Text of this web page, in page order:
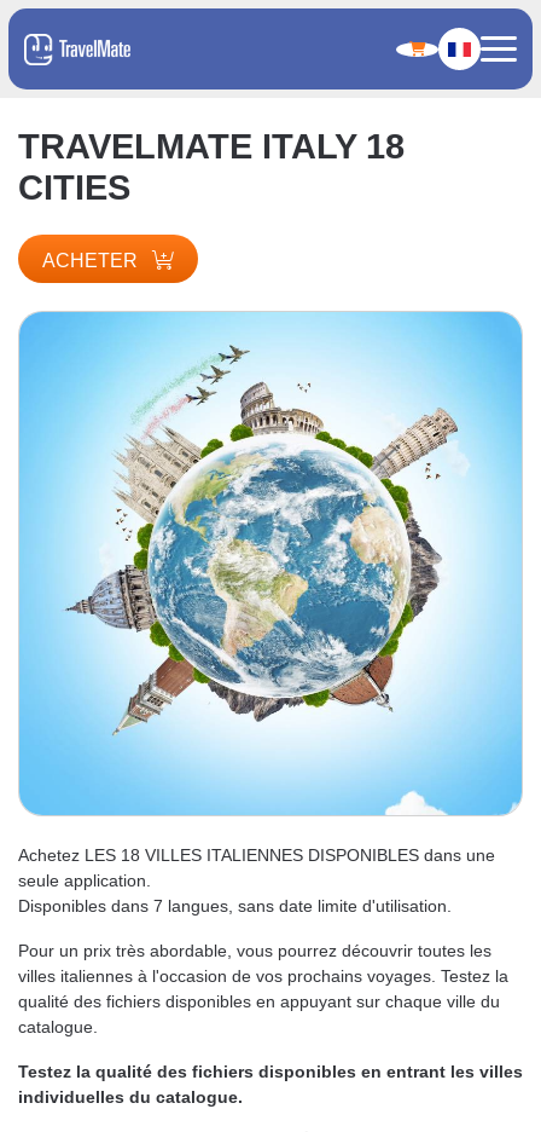
TRAVELMATE ITALY 18
CITIES
ACHETER
Achetez LES 18 VILLES ITALIENNES DISPONIBLES dans une
seule application.
Disponibles dans 7 langues, sans date limite d'utilisation.
Pour un prix très abordable, vous pourrez découvrir toutes les
villes italiennes à l'occasion de vos prochains voyages. Testez la
qualité des fichiers disponibles en appuyant sur chaque ville du
catalogue.
Testez la qualité des fichiers disponibles en entrant les villes
individuelles du catalogue.